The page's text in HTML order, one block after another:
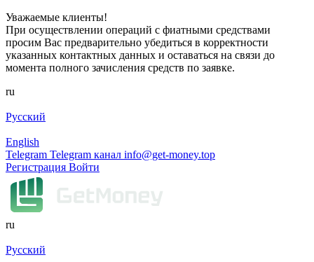
Уважаемые клиенты!
При осуществлении операций с фиатными средствами
просим Вас предварительно убедиться в корректности
указанных контактных данных и оставаться на связи до
момента полного зачисления средств по заявке.
ru
Русский
English
Telegram Telegram канал info@get-money.top
Регистрация Войти
ru
Русский